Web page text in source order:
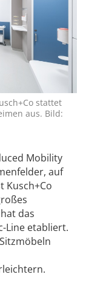
stattet
aus. Bild:
Mobility
auf
Kusch+Co
das
Line etabliert.